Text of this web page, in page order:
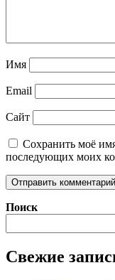
Имя
Email
Сайт
Сохранить моё
последующих моих
Поиск
Свежие